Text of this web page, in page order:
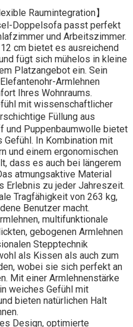
Raumintegration】
Doppelsofa passt perfekt
und Arbeitszimmer.
cm bietet es ausreichend
fügt sich mühelos in kleine
Platzangebot ein. Sein
Armlehnen
Ihres Wohnraums.
mit wissenschaftlicher
Füllung aus
und Puppenbaumwolle bietet
In Kombination mit
und einem ergonomischen
dass es auch bei längerem
atmungsaktive Material
Erlebnis zu jeder Jahreszeit.
Tragfähigkeit von 263 kg,
Benutzer macht.
multifunktionale
gebogenen Armlehnen
Stepptechnik
als Kissen als auch zum
wobei sie sich perfekt an
Mit einer Armlehnenstärke
weiches Gefühl mit
bieten natürlichen Halt
Design, optimierte